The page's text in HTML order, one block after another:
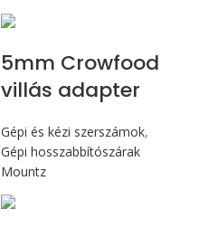
5mm Crowfood
villás adapter
Gépi és kézi szerszámok,
Gépi hosszabbítószárak
Mountz